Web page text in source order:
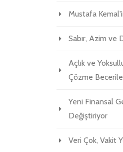
Mustafa
Sabır, Azim ve
Açlık ve
Çözme
Yeni Finansal
Değiştiriyor
Veri Çok, Vakit